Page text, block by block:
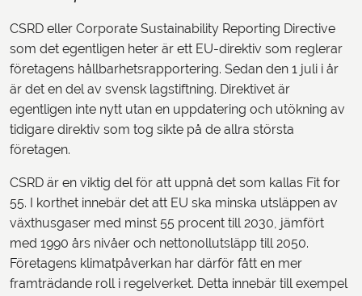
CSRD eller Corporate Sustainability Reporting Directive
som det egentligen heter är ett EU-direktiv som reglerar
företagens hållbarhetsrapportering. Sedan den 1 juli i år
är det en del av svensk lagstiftning. Direktivet är
egentligen inte nytt utan en uppdatering och utökning av
tidigare direktiv som tog sikte på de allra största
företagen.
CSRD är en viktig del för att uppnå det som kallas Fit for
55. I korthet innebär det att EU ska minska utsläppen av
växthusgaser med minst 55 procent till 2030, jämfört
med 1990 års nivåer och nettonollutsläpp till 2050.
Företagens klimatpåverkan har därför fått en mer
framträdande roll i regelverket. Detta innebär till exempel